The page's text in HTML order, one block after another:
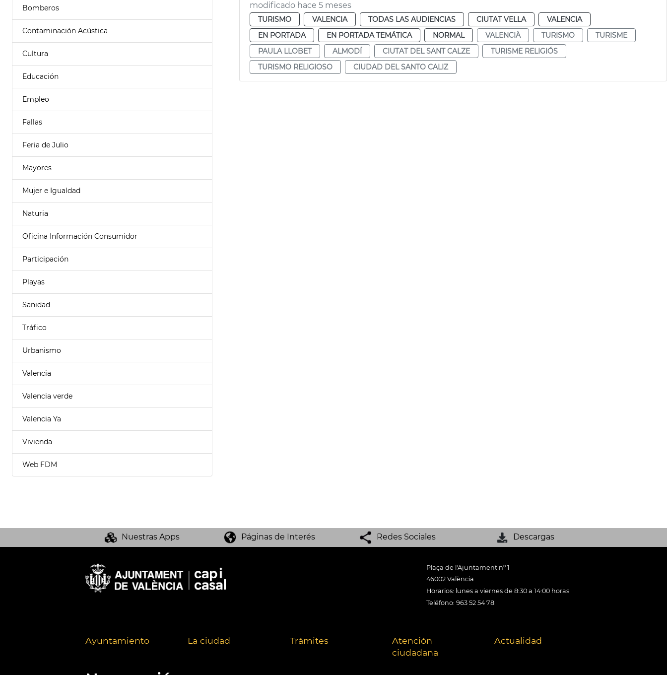
Bomberos
Contaminación Acústica
Cultura
Educación
Empleo
Fallas
Feria de Julio
Mayores
Mujer e Igualdad
Naturia
Oficina Información Consumidor
Participación
Playas
Sanidad
Tráfico
Urbanismo
Valencia
Valencia verde
Valencia Ya
Vivienda
Web FDM
modificado hace 5 meses
TURISMO VALENCIA TODAS LAS AUDIENCIAS CIUTAT VELLA
VALENCIA
EN PORTADA
EN PORTADA TEMÁTICA NORMAL VALENCIÀ TURISMO
TURISME
PAULA LLOBET
ALMODÍ CIUTAT DEL SANT CALZE
TURISME RELIGIÓS
TURISMO RELIGIOSO
CIUDAD DEL SANTO CALIZ
Nuestras Apps Páginas de Interés Redes Sociales Descargas
Plaça de l'Ajuntament nº 1
46002 València
Horarios: lunes a viernes de 8:30 a 14:00 horas
Teléfono: 963 52 54 78
Ayuntamiento La ciudad Trámites
Atención
ciudadana
Actualidad